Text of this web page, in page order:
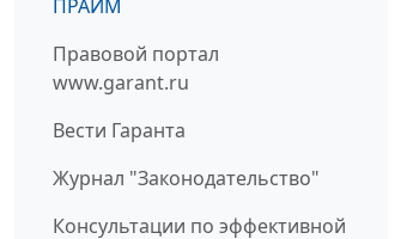
ПРАЙМ
Правовой портал
www.garant.ru
Вести Гаранта
Журнал "Законодательство"
Консультации по эффективной